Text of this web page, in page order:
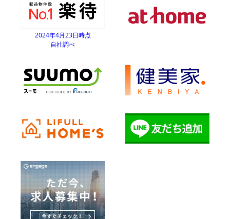
2024年4月23日時点
自社調べ